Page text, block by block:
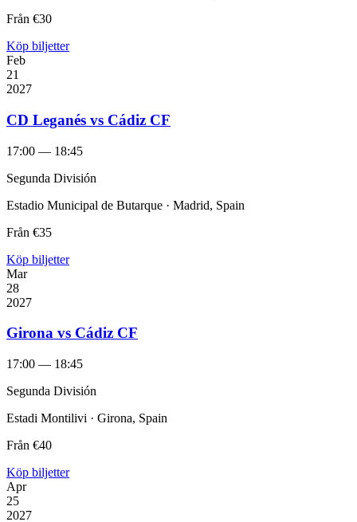
Från €30
Köp biljetter
Feb
21
2027
CD Leganés vs Cádiz CF
17:00 — 18:45
Segunda División
Estadio Municipal de Butarque · Madrid, Spain
Från €35
Köp biljetter
Mar
28
2027
Girona vs Cádiz CF
17:00 — 18:45
Segunda División
Estadi Montilivi · Girona, Spain
Från €40
Köp biljetter
Apr
25
2027